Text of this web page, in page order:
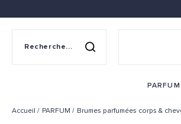
Recherche sur le site
PARFUM
Accueil PARFUM Brumes parfumées corps &